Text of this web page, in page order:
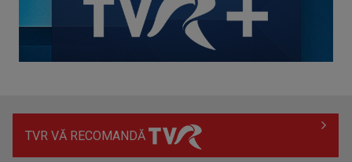
TVR VĂ RECOMANDĂ